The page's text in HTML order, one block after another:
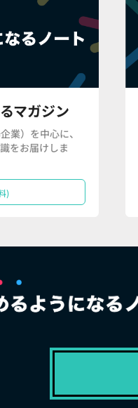
マガジン
業）を中心に、
をお届けしま
)